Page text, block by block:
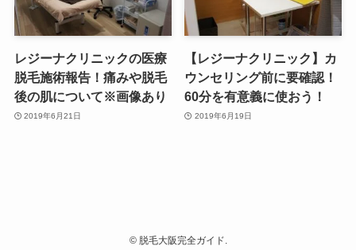
レジーナクリニックの医療
脱毛施術報告！痛みや脱毛
後の肌について※画像あり
2019年6月21日
【レジーナクリニック】カ
ウンセリング前に要確認！
60分を有意義に使おう！
2019年6月19日
©脱毛大阪完全ガイド.